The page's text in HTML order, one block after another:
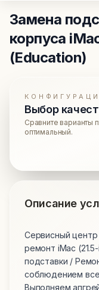
Замена
корпуса
(Education)
Выбор
Сравните варианты
оптимальный.
Описание
Сервисный центр
ремонт iMac
подставки /
соблюдением
Выполняем